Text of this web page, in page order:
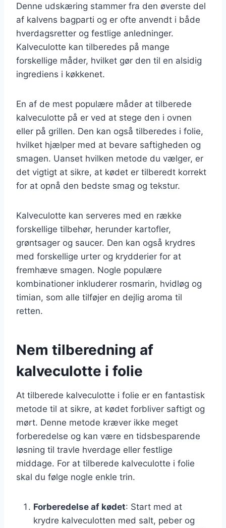
Denne udskæring stammer fra den øverste del
af kalvens bagparti og er ofte anvendt i både
hverdagsretter og festlige anledninger.
Kalveculotte kan tilberedes på mange
forskellige måder, hvilket gør den til en alsidig
ingrediens i køkkenet.
En af de mest populære måder at tilberede
kalveculotte på er ved at stege den i ovnen
eller på grillen. Den kan også tilberedes i folie,
hvilket hjælper med at bevare saftigheden og
smagen. Uanset hvilken metode du vælger, er
det vigtigt at sikre, at kødet er tilberedt korrekt
for at opnå den bedste smag og tekstur.
Kalveculotte kan serveres med en række
forskellige tilbehør, herunder kartofler,
grøntsager og saucer. Den kan også krydres
med forskellige urter og krydderier for at
fremhæve smagen. Nogle populære
kombinationer inkluderer rosmarin, hvidløg og
timian, som alle tilføjer en dejlig aroma til
retten.
Nem tilberedning af
kalveculotte i folie
At tilberede kalveculotte i folie er en fantastisk
metode til at sikre, at kødet forbliver saftigt og
mørt. Denne metode kræver ikke meget
forberedelse og kan være en tidsbesparende
løsning til travle hverdage eller festlige
middage. For at tilberede kalveculotte i folie
skal du følge nogle enkle trin.
Forberedelse af kødet: Start med at
krydre kalveculotten med salt, peber og